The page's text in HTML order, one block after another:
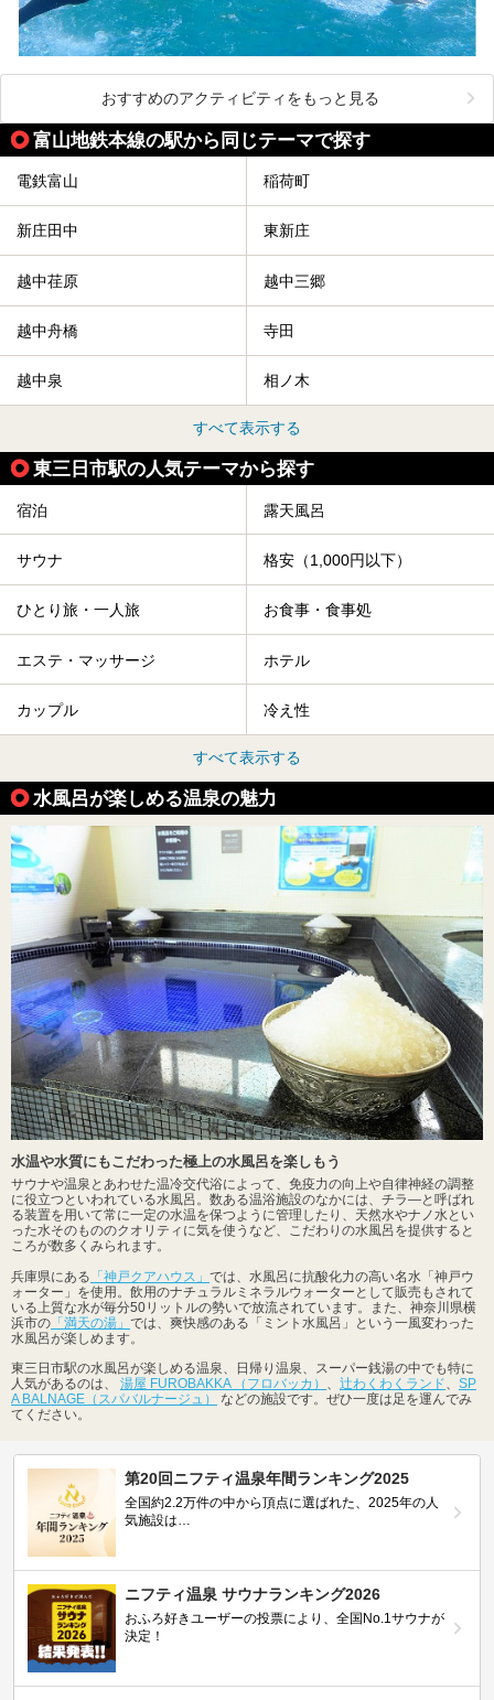
おすすめのアクティビティをもっと見る
富山地鉄本線の駅から同じテーマで探す
電鉄富山 稲荷町
新庄田中 東新庄
越中荏原 越中三郷
越中舟橋 寺田
越中泉 相ノ木
すべて表示する
東三日市駅の人気テーマから探す
宿泊 露天風呂
サウナ 格安（1,000円以下）
ひとり旅・一人旅 お食事・食事処
エステ・マッサージ ホテル
カップル 冷え性
すべて表示する
水風呂が楽しめる温泉の魅力
水温や水質にもこだわった極上の水風呂を楽しもう
サウナや温泉とあわせた温冷交代浴によって、免疫力の向上や自律神経の調整
に役立つといわれている水風呂。数ある温浴施設のなかには、チラ―と呼ばれ
る装置を用いて常に一定の水温を保つように管理したり、天然水やナノ水とい
った水そのもののクオリティに気を使うなど、こだわりの水風呂を提供すると
ころが数多くみられます。
兵庫県にある 「神戸クアハウス」 では、水風呂に抗酸化力の高い名水「神戸ウ
ォーター」を使用。飲用のナチュラルミネラルウォーターとして販売もされて
いる上質な水が毎分50リットルの勢いで放流されています。また、神奈川県横
浜市の 「満天の湯」 では、爽快感のある「ミント水風呂」という一風変わった
水風呂が楽しめます。
東三日市駅の水風呂が楽しめる温泉、日帰り温泉、スーパー銭湯の中でも特に
人気があるのは、 湯屋 FUROBAKKA （フロバッカ） 辻わくわくランド
SP
A BALNAGE（スパバルナージュ）
などの施設です。ぜひ一度は足を運んでみ
てください。
第20回ニフティ温泉年間ランキング2025
全国約2.2万件の中から頂点に選ばれた、2025年の人
気施設は…
ニフティ温泉 サウナランキング2026
おふろ好きユーザーの投票により、全国No.1サウナが
決定！